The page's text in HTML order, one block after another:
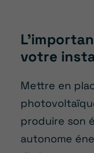
votre
Mettre en
produire son
autonome